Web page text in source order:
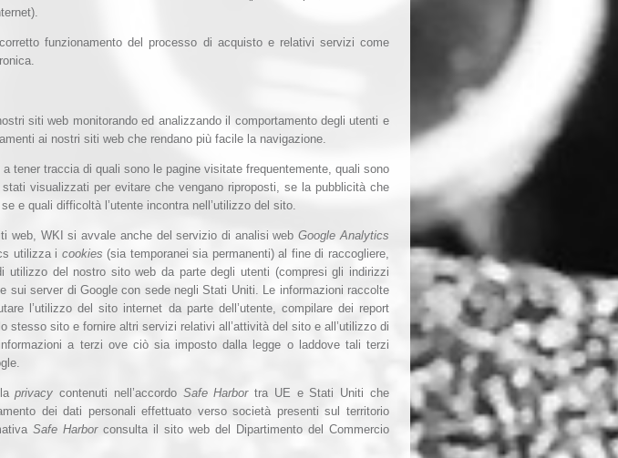
funzionamento del processo di acquisto e relativi servizi come
siti web monitorando ed analizzando il comportamento degli utenti e
ai nostri siti web che rendano più facile la navigazione.
tener traccia di quali sono le pagine visitate frequentemente, quali sono
stati visualizzati per evitare che vengano riproposti, se la pubblicità che
e quali difficoltà l’utente incontra nell’utilizzo del sito.
web, WKI si avvale anche del servizio di analisi webGoogle Analytics
utilizza i cookies (sia temporanei sia permanenti) al fine di raccogliere,
utilizzo del nostro sito web da parte degli utenti (compresi gli indirizzi
sui server di Google con sede negli Stati Uniti. Le informazioni raccolte
l’utilizzo del sito internet da parte dell’utente, compilare dei report
stesso sito e fornire altri servizi relativi all’attività del sito e all’utilizzo di
a terzi ove ciò sia imposto dalla legge o laddove tali terzi
privacycontenuti nell’accordo Safe Harbortra UE e Stati Uniti che
dei dati personali effettuato verso società presenti sul territorio
Safe Harborconsulta il sito web del Dipartimento del Commercio